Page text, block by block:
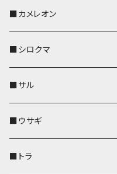
その他
靴下・ミニタオル
その他
スマホケース
財布
靴下・ミニタオル
その他
靴下・ミニタオル
財布
その他
レザートレイ
財布
靴下・ミニタオル
その他
KONBU
AppleWatchバンド
ペットボトルホルダー
ペンホルダー
靴下・ミニタオル
財布
ペットボトルホルダー
AppleWatchバンド
財布
その他
キーケース
名刺入れ・カードケース
AppleWatchバンド
財布
ペンホルダー
IDカードケース
ペットボトルホルダー
その他
リール付きストラップ
名刺入れ
AppleWatchバンド
メガネケース
財布
メガネケース
リール付きストラップ
リールのみ
ストラップ付
ペットボトルホルダー
キーケース
ペンホルダー
メガネケース
名刺入れ
財布
Apple Watchバンド
■カメレオン
■シロクマ
■サル
■ウサギ
■トラ